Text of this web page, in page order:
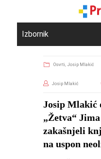
Izbornik
Osvrti, Josip Mlakić
Josip Mlakić
Josip Mlakić
„Žetva“
zakašnjeli
na uspon